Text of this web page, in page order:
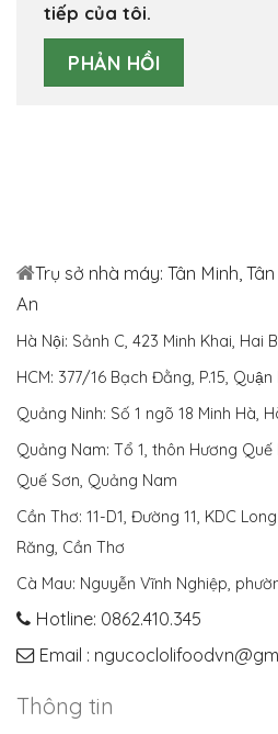
tiếp của tôi.
Trụ sở nhà máy: Tân Minh,
An
Hà Nội: Sảnh C, 423 Minh Khai, Hai
HCM: 377/16 Bạch Đằng, P.15,
Quảng Ninh: Số 1 ngõ 18 Minh Hà,
Quảng Nam: Tổ 1, thôn Hương Quế
Quế Sơn, Quảng Nam
Cần Thơ: 11-D1, Đường 11, KDC
Răng, Cần Thơ
Cà Mau: Nguyễn Vĩnh Nghiệp,
Hotline: 0862.410.345
Email :
Thông tin